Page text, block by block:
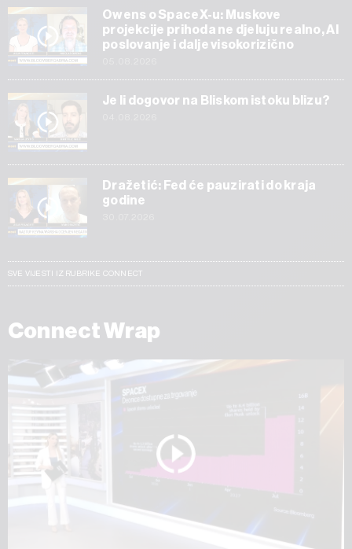
Owens o SpaceX-u: Muskove
projekcije prihoda ne djeluju realno, AI
poslovanje i dalje visokorizično
Je li dogovor na Bliskom istoku blizu?
Dražetić: Fed će pauzirati do kraja
godine
SVE VIJESTI IZ RUBRIKE CONNECT
Connect Wrap